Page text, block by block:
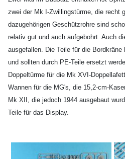
zwei der Mk I-Zwillingstürme, die recht
dazugehörigen Geschützrohre sind
relativ gut und auch aufgebohrt. Auch
ausgefallen. Die Teile für die
und sollten durch PE-Teile ersetzt
Doppeltürme für die Mk XVI-
Wannen für die MG's, die 15,2-cm-
Mk XII, die jedoch 1944 ausgebaut
Teile für das Display.